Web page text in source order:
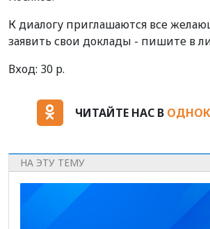
К диалогу приглашаются все
заявить свои доклады - пишите в
Вход: 30 р.
ЧИТАЙТЕ НАС В
НА ЭТУ ТЕМУ